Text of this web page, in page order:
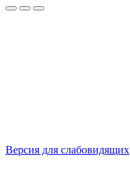
Версия для слабовидящих